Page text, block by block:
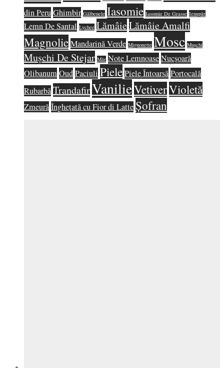
din PeruGhimbir Gălbenele Iasomie Iasomie De Grasse Ienupăr
Lemn De Santal Lychee LămâieLămâie Amalfi
MagnolieMandarină Verde Mignonette Mosc Mușchi
Mușchi De Stejar Măr Note LemnoaseNucșoară
OlibanumOudPaciuli PielePiele ÎntoarsăPortocală
RubarbăTrandafirVanilieVetiverVioletă
ZmeurăÎnghețată cu Fior di Latte Șofran